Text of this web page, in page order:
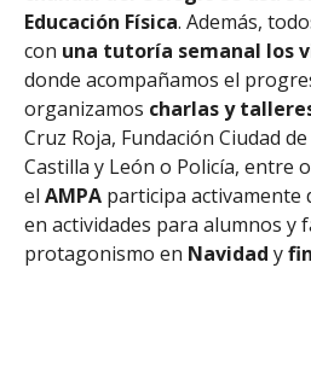
Educación Física. Además,
con una tutoría semanal los
donde acompañamos el
organizamos charlas y
Cruz Roja, Fundación Ciudad
Castilla y León o Policía, entre
el AMPA participa
en actividades para alumnos y
protagonismo en Navidad y